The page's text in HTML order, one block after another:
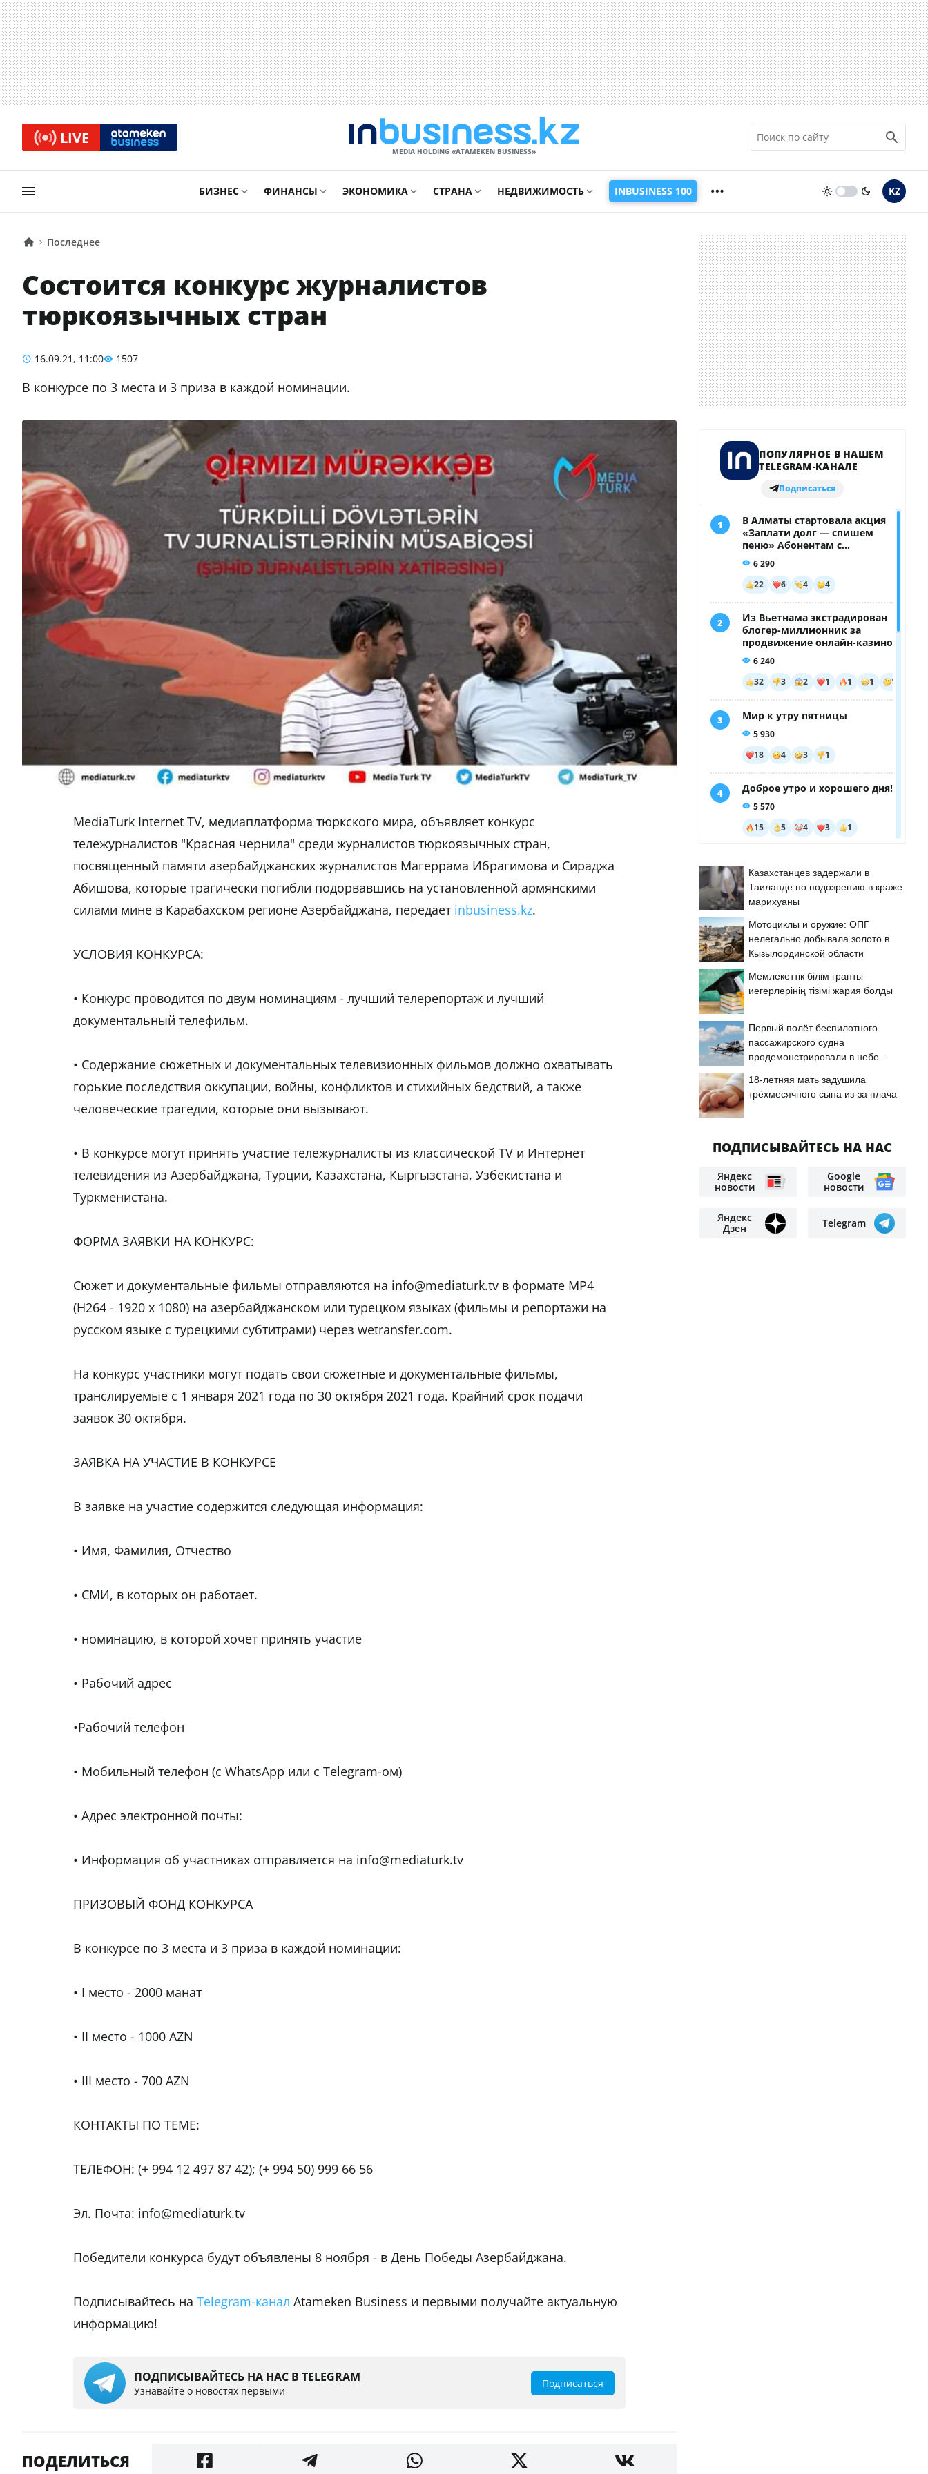
LIVE
MEDIA HOLDING «ATAMEKЕN BUSINESS»
БИЗНЕС ФИНАНСЫ ЭКОНОМИКА СТРАНА НЕДВИЖИМОСТЬ INBUSINESS 100 KZ
Последнее
Состоится конкурс журналистов
тюркоязычных стран
16.09.21, 11:00 1507
В конкурсе по 3 места и 3 приза в каждой номинации.
MediaTurk Internet TV, медиаплатформа тюркского мира, объявляет конкурс
тележурналистов "Красная чернила" среди журналистов тюркоязычных стран,
посвященный памяти азербайджанских журналистов Магеррама Ибрагимова и Сираджа
Абишова, которые трагически погибли подорвавшись на установленной армянскими
силами мине в Карабахском регионе Азербайджана, передает inbusiness.kz.
УСЛОВИЯ КОНКУРСА:
• Конкурс проводится по двум номинациям - лучший телерепортаж и лучший
документальный телефильм.
• Содержание сюжетных и документальных телевизионных фильмов должно охватывать
горькие последствия оккупации, войны, конфликтов и стихийных бедствий, а также
человеческие трагедии, которые они вызывают.
• В конкурсе могут принять участие тележурналисты из классической TV и Интернет
телевидения из Азербайджана, Турции, Казахстана, Кыргызстана, Узбекистана и
Туркменистана.
ФОРМА ЗАЯВКИ НА КОНКУРС:
Сюжет и документальные фильмы отправляются на info@mediaturk.tv в формате MP4
(H264 - 1920 x 1080) на азербайджанском или турецком языках (фильмы и репортажи на
русском языке с турецкими субтитрами) через wetransfer.com.
На конкурс участники могут подать свои сюжетные и документальные фильмы,
транслируемые с 1 января 2021 года по 30 октября 2021 года. Крайний срок подачи
заявок 30 октября.
ЗАЯВКА НА УЧАСТИЕ В КОНКУРСЕ
В заявке на участие содержится следующая информация:
• Имя, Фамилия, Отчество
• СМИ, в которых он работает.
• номинацию, в которой хочет принять участие
• Рабочий адрес
•Рабочий телефон
• Мобильный телефон (с WhatsApp или с Telegram-ом)
• Адрес электронной почты:
• Информация об участниках отправляется на info@mediaturk.tv
ПРИЗОВЫЙ ФОНД КОНКУРСА
В конкурсе по 3 места и 3 приза в каждой номинации:
• I место - 2000 манат
• II место - 1000 AZN
• III место - 700 AZN
КОНТАКТЫ ПО ТЕМЕ:
ТЕЛЕФОН: (+ 994 12 497 87 42); (+ 994 50) 999 66 56
Эл. Почта: info@mediaturk.tv
Победители конкурса будут объявлены 8 ноября - в День Победы Азербайджана.
Подписывайтесь на Telegram-канал Atameken Business и первыми получайте актуальную
информацию!
ПОДПИСЫВАЙТЕСЬ НА НАС В TELEGRAM
Узнавайте о новостях первыми
Подписаться
ПОДЕЛИТЬСЯ
Казахстанцев задержали в
Таиланде по подозрению в краже
марихуаны
Мотоциклы и оружие: ОПГ
нелегально добывала золото в
Кызылординской области
Мемлекеттік білім гранты
иегерлерінің тізімі жария болды
Первый полёт беспилотного
пассажирского судна
продемонстрировали в небе
18-летняя мать задушила
трёхмесячного сына из-за плача
ПОДПИСЫВАЙТЕСЬ НА НАС
Яндекс
новости
Google
новости
Яндекс
Дзен
Telegram